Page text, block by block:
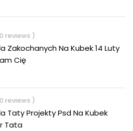
reviews )
Zakochanych Na Kubek 14 Luty
Cię
reviews )
Taty Projekty Psd Na Kubek
Tata